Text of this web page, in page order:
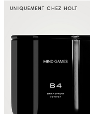
UNIQUEMENT CHEZ HOLT